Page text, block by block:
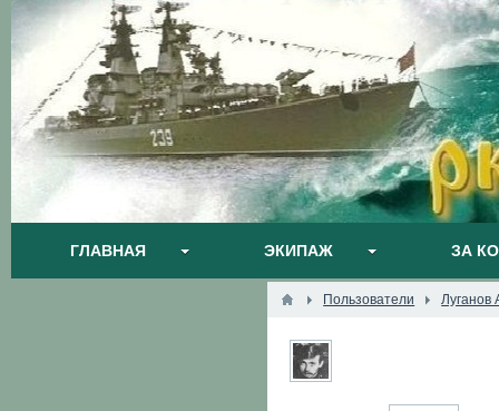
ГЛАВНАЯ ЭКИПАЖ ЗА
Пользователи Луганов